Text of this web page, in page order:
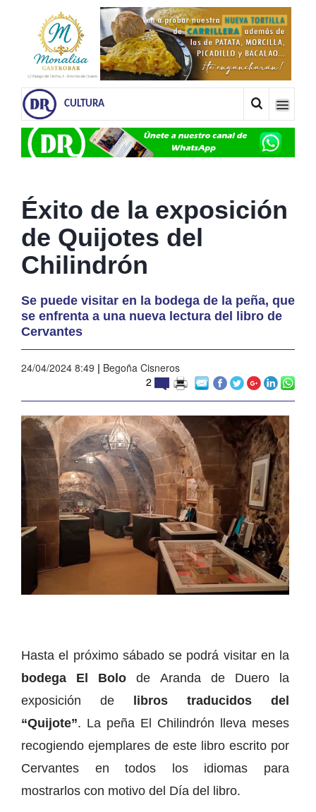
CULTURA
Éxito de la exposición
de Quijotes del
Chilindrón
Se puede visitar en la bodega de la peña, que
se enfrenta a una nueva lectura del libro de
Cervantes
24/04/2024 8:49 | Begoña Cisneros
2
Hasta el próximo sábado se podrá visitar en la
bodega El Bolode Aranda de Duero la
exposición de libros traducidos del
“Quijote”. La peña El Chilindrón lleva meses
recogiendo ejemplares de este libro escrito por
Cervantes en todos los idiomas para
mostrarlos con motivo del Día del libro.